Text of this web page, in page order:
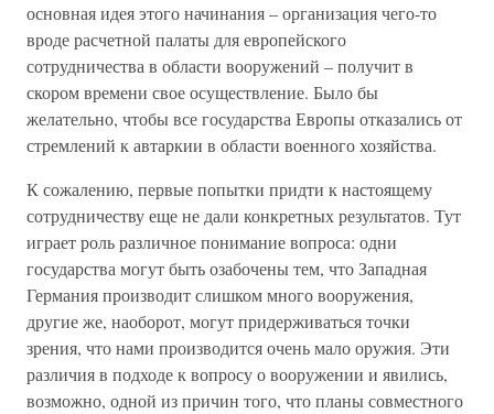
основная идея этого начинания – организация чего-то
вроде расчетной палаты для европейского
сотрудничества в области вооружений – получит в
скором времени свое осуществление. Было бы
желательно, чтобы все государства Европы отказались от
стремлений к автаркии в области военного хозяйства.
К сожалению, первые попытки придти к настоящему
сотрудничеству еще не дали конкретных результатов. Тут
играет роль различное понимание вопроса: одни
государства могут быть озабочены тем, что Западная
Германия производит слишком много вооружения,
другие же, наоборот, могут придерживаться точки
зрения, что нами производится очень мало оружия. Эти
различия в подходе к вопросу о вооружении и явились,
возможно, одной из причин того, что планы совместного